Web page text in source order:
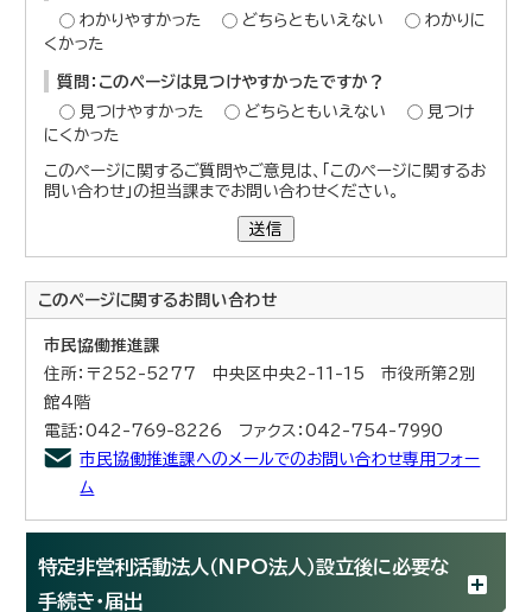
わかりやすかった
どちらともいえない
わかりに
くかった
質問：このページは見つけやすかったですか？
見つけやすかった
どちらともいえない
見つけ
にくかった
このページに関するご質問やご意見は、「このページに関するお
問い合わせ」の担当課までお問い合わせください。
送信
このページに関するお問い合わせ
市民協働推進課
住所：〒252-5277 中央区中央2-11-15 市役所第2別
館4階
電話：042-769-8226 ファクス：042-754-7990
市民協働推進課へのメールでのお問い合わせ専用フォー
ム
特定非営利活動法人（NPO法人）設立後に必要な
手続き・届出